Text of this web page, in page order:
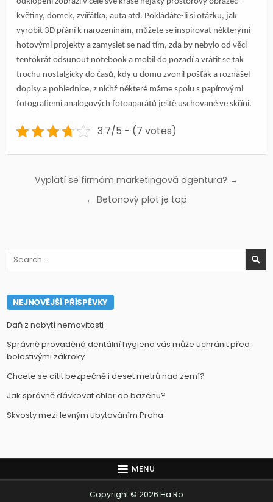
květiny, domek, zvířátka, auta atd. Pokládáte-li si otázku, jak
vyrobit 3D přání k narozeninám, můžete se inspirovat některými
hotovými projekty a zamyslet se nad tím, zda by nebylo od věci
tentokrát odsunout notebook a mobil do pozadí a vrátit se tak
trochu nostalgicky do časů, kdy u domu zvonil pošťák a roznášel
dopisy a pohlednice, z nichž některé máme spolu s papírovými
fotografiemi analogových fotoaparátů ještě uschované ve skříni.
3.7/5 - (7 votes)
Navigace
Vyplatí se firmám marketingová agentura? →
← Betonový plot je top
Search
NEJNOVĚJŠÍ PŘÍSPĚVKY
Daň z nabytí nemovitosti
Správně prováděná dentální hygiena vás může uchránit před
bolestivými zákroky
Chcete se cítit bezpečně i deset metrů nad zemí?
Jak správně dávkovat chlor do bazénu?
Skvosty mezi levným ubytováním Praha
MENU
Copyright © 2026 Ha Ro